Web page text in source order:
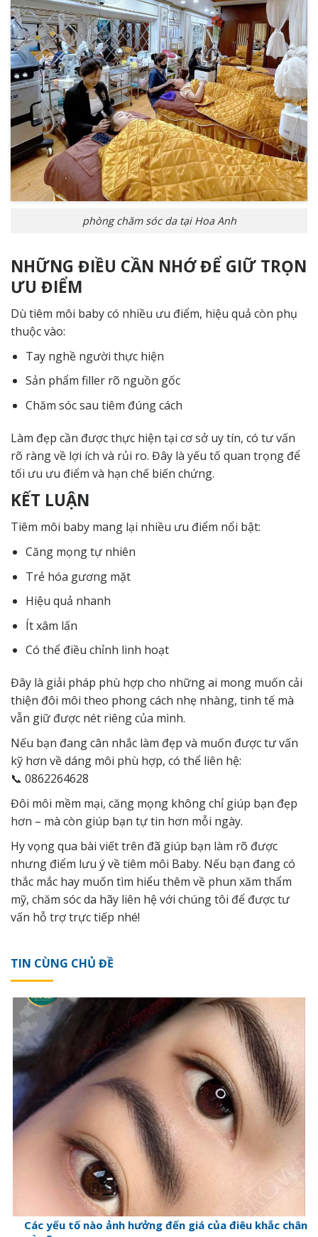
phòng chăm sóc da tại Hoa Anh
NHỮNG ĐIỀU CẦN NHỚ ĐỂ GIỮ TRỌN
ƯU ĐIỂM
Dù tiêm môi baby có nhiều ưu điểm, hiệu quả còn phụ
thuộc vào:
Tay nghề người thực hiện
Sản phẩm filler rõ nguồn gốc
Chăm sóc sau tiêm đúng cách
Làm đẹp cần được thực hiện tại cơ sở uy tín, có tư vấn
rõ ràng về lợi ích và rủi ro. Đây là yếu tố quan trọng để
tối ưu ưu điểm và hạn chế biến chứng.
KẾT LUẬN
Tiêm môi baby mang lại nhiều ưu điểm nổi bật:
Căng mọng tự nhiên
Trẻ hóa gương mặt
Hiệu quả nhanh
Ít xâm lấn
Có thể điều chỉnh linh hoạt
Đây là giải pháp phù hợp cho những ai mong muốn cải
thiện đôi môi theo phong cách nhẹ nhàng, tinh tế mà
vẫn giữ được nét riêng của mình.
Nếu bạn đang cân nhắc làm đẹp và muốn được tư vấn
kỹ hơn về dáng môi phù hợp, có thể liên hệ:
📞 0862264628
Đôi môi mềm mại, căng mọng không chỉ giúp bạn đẹp
hơn – mà còn giúp bạn tự tin hơn mỗi ngày.
Hy vọng qua bài viết trên đã giúp bạn làm rõ được
nhưng điểm lưu ý về tiêm môi Baby. Nếu bạn đang có
thắc mắc hay muốn tìm hiểu thêm về phun xăm thẩm
mỹ, chăm sóc da hãy liên hệvới chúng tôi để được tư
vấn hỗ trợ trực tiếp nhé!
TIN CÙNG CHỦ ĐỀ
Các yếu tố nào ảnh hưởng đến giá của điêu khắc chân